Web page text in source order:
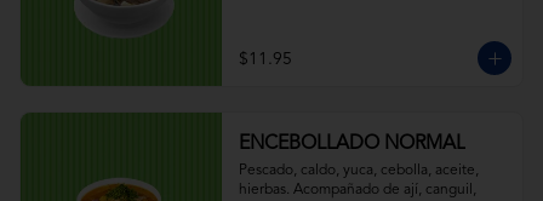
$11.95
ENCEBOLLADO NORMAL
Pescado, caldo, yuca, cebolla, aceite,
hierbas. Acompañado de ají, canguil,